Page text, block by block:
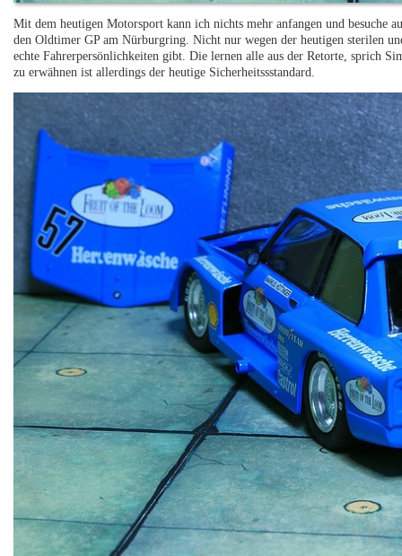
Mit dem heutigen Motorsport kann ich nichts mehr anfangen und besuche
den Oldtimer GP am Nürburgring. Nicht nur wegen der heutigen sterilen
echte Fahrerpersönlichkeiten gibt. Die lernen alle aus der Retorte, sprich
zu erwähnen ist allerdings der heutige Sicherheitssstandard.